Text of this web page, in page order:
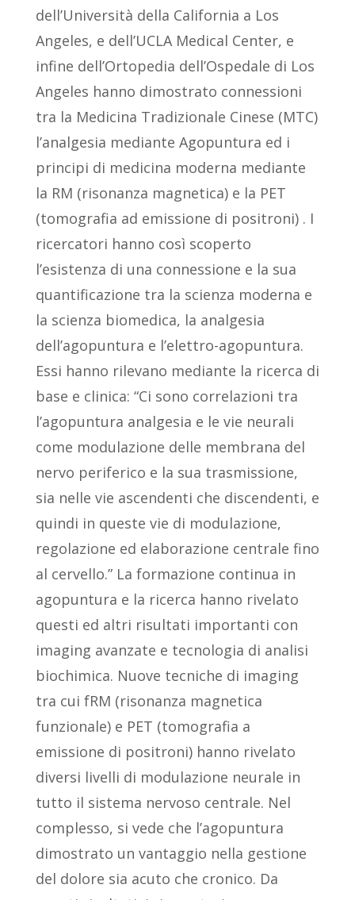
dell’Università della California a Los
Angeles, e dell’UCLA Medical Center, e
infine dell’Ortopedia dell’Ospedale di Los
Angeles hanno dimostrato connessioni
tra la Medicina Tradizionale Cinese (MTC)
l’analgesia mediante Agopuntura ed i
principi di medicina moderna mediante
la RM (risonanza magnetica) e la PET
(tomografia ad emissione di positroni) . I
ricercatori hanno così scoperto
l’esistenza di una connessione e la sua
quantificazione tra la scienza moderna e
la scienza biomedica, la analgesia
dell’agopuntura e l’elettro-agopuntura.
Essi hanno rilevano mediante la ricerca di
base e clinica: “Ci sono correlazioni tra
l’agopuntura analgesia e le vie neurali
come modulazione delle membrana del
nervo periferico e la sua trasmissione,
sia nelle vie ascendenti che discendenti, e
quindi in queste vie di modulazione,
regolazione ed elaborazione centrale fino
al cervello.” La formazione continua in
agopuntura e la ricerca hanno rivelato
questi ed altri risultati importanti con
imaging avanzate e tecnologia di analisi
biochimica. Nuove tecniche di imaging
tra cui fRM (risonanza magnetica
funzionale) e PET (tomografia a
emissione di positroni) hanno rivelato
diversi livelli di modulazione neurale in
tutto il sistema nervoso centrale. Nel
complesso, si vede che l’agopuntura
dimostrato un vantaggio nella gestione
del dolore sia acuto che cronico. Da